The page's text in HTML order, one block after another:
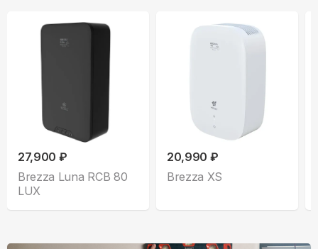
27,900 ₽
Brezza Luna RCB 80
LUX
20,990 ₽
Brezza XS